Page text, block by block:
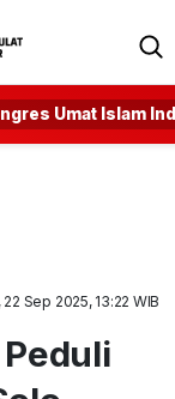
Umat Islam
22 Sep 2025, 13:22 WIB